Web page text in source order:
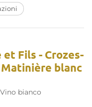
Fils - Crozes-
blanc
Vino bianco